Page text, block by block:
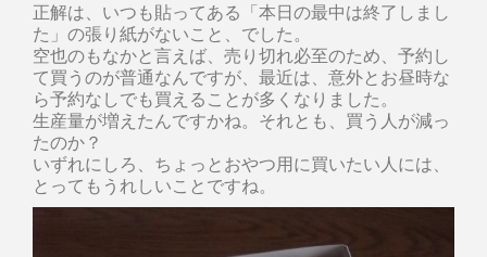
正解は、いつも貼ってある「本日の最中は終了しまし
た」の張り紙がないこと、でした。
空也のもなかと言えば、売り切れ必至のため、予約し
て買うのが普通なんですが、最近は、意外とお昼時な
ら予約なしでも買えることが多くなりました。
生産量が増えたんですかね。それとも、買う人が減っ
たのか？
いずれにしろ、ちょっとおやつ用に買いたい人には、
とってもうれしいことですね。